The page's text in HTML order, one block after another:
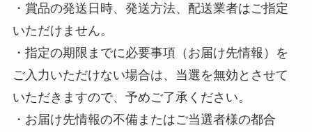
・賞品の発送日時、発送方法、配送業者はご指定
いただけません。
・指定の期限までに必要事項（お届け先情報）を
ご入力いただけない場合は、当選を無効とさせて
いただきますので、予めご了承ください。
・お届け先情報の不備またはご当選者様の都合